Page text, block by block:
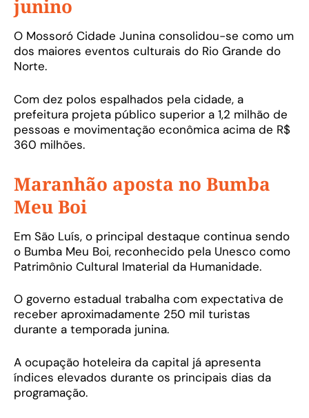
junino
O Mossoró Cidade Junina consolidou-se como um
dos maiores eventos culturais do Rio Grande do
Norte.
Com dez polos espalhados pela cidade, a
prefeitura projeta público superior a 1,2 milhão de
pessoas e movimentação econômica acima de R$
360 milhões.
Maranhão aposta no Bumba
Meu Boi
Em São Luís, o principal destaque continua sendo
o Bumba Meu Boi, reconhecido pela Unesco como
Patrimônio Cultural Imaterial da Humanidade.
O governo estadual trabalha com expectativa de
receber aproximadamente 250 mil turistas
durante a temporada junina.
A ocupação hoteleira da capital já apresenta
índices elevados durante os principais dias da
programação.